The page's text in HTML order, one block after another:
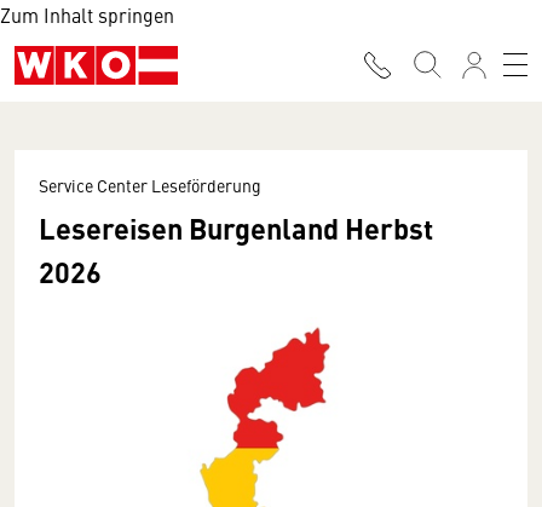
Zum Inhalt springen
Service Center Leseförderung
Lesereisen Burgenland Herbst
2026